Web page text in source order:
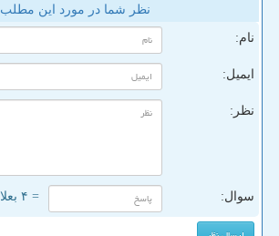
نظر شما در مورد این مطلب
نام:
ایمیل:
نظر:
سوال: = ۴ بعلاوه ۴